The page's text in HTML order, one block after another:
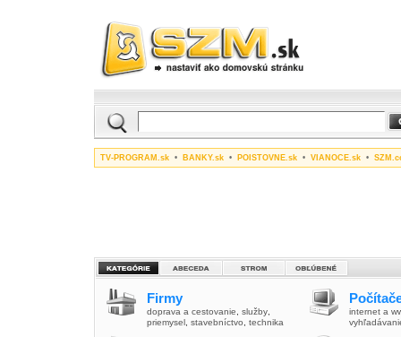
TV-PROGRAM.sk • BANKY.sk • POISTOVNE.sk • VIANOCE.sk •
Firmy
doprava a cestovanie služby
priemysel stavebníctvo technika
internet a